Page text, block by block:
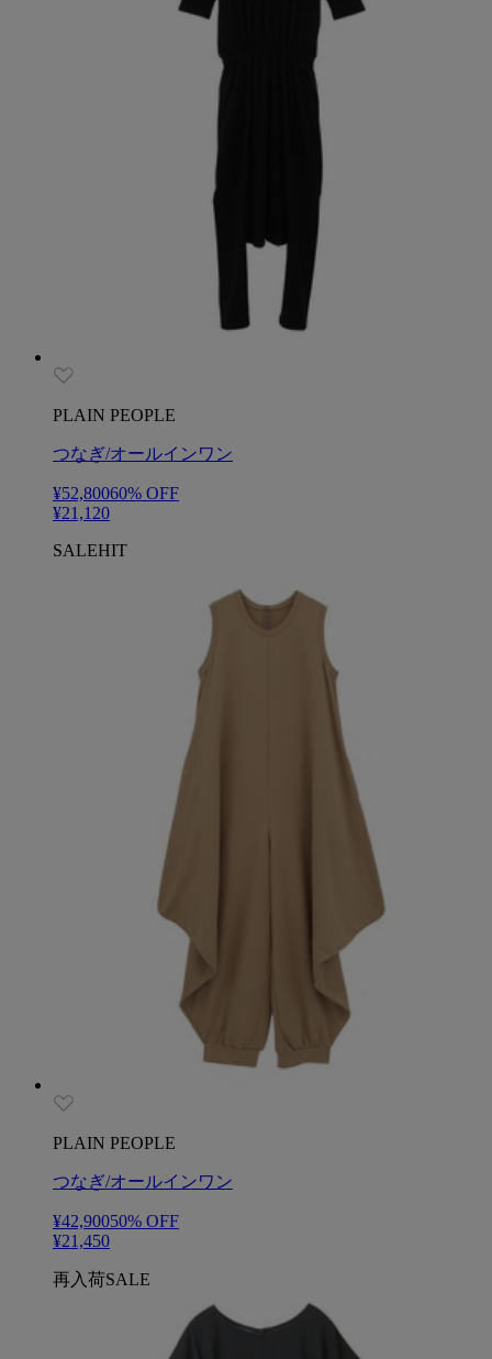
PLAIN PEOPLE
つなぎ/オールインワン
¥52,80060% OFF
¥21,120
SALEHIT
PLAIN PEOPLE
つなぎ/オールインワン
¥42,90050% OFF
¥21,450
再入荷SALE